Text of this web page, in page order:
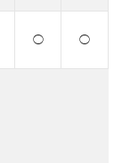
◯ ◯